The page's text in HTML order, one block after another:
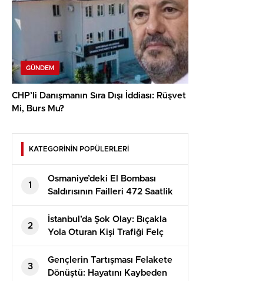
GÜNDEM
CHP’li Danışmanın Sıra Dışı İddiası: Rüşvet
Mi, Burs Mu?
KATEGORİNİN POPÜLERLERİ
1
Osmaniye’deki El Bombası
Saldırısının Failleri 472 Saatlik
Kamera İncelemesiyle
Yakalandı!
2
İstanbul’da Şok Olay: Bıçakla
Yola Oturan Kişi Trafiği Felç
Etti!
3
Gençlerin Tartışması Felakete
Dönüştü: Hayatını Kaybeden